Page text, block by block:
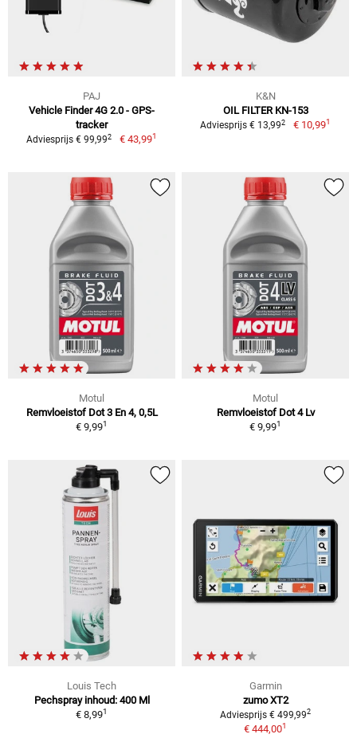
PAJ
Vehicle Finder 4G 2.0 - GPS-
tracker
Adviesprijs € 99,992 € 43,991
K&N
OIL FILTER KN-153
Adviesprijs € 13,992 € 10,991
Motul
Remvloeistof Dot 3 En 4, 0,5L
€ 9,991
Motul
Remvloeistof Dot 4 Lv
€ 9,991
Louis Tech
Pechspray inhoud: 400 Ml
€ 8,991
Garmin
zumo XT2
Adviesprijs € 499,992
€ 444,001